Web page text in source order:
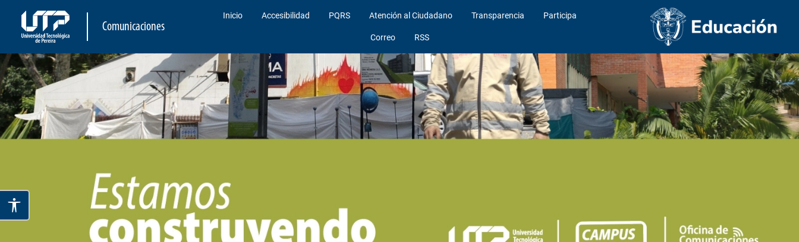
Comunicaciones
Inicio Accesibilidad PQRS Atención al Ciudadano Transparencia Participa
Correo RSS